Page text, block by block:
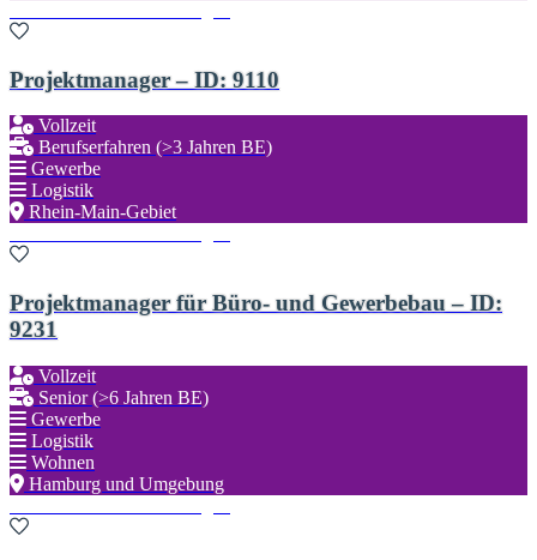
Projektmanager – ID: 9110
Vollzeit
Berufserfahren (>3 Jahren BE)
Gewerbe
Logistik
Rhein-Main-Gebiet
Projektmanager für Büro- und Gewerbebau – ID:
9231
Vollzeit
Senior (>6 Jahren BE)
Gewerbe
Logistik
Wohnen
Hamburg und Umgebung